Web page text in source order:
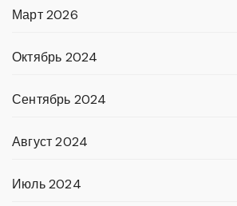
Март 2026
Октябрь 2024
Сентябрь 2024
Август 2024
Июль 2024